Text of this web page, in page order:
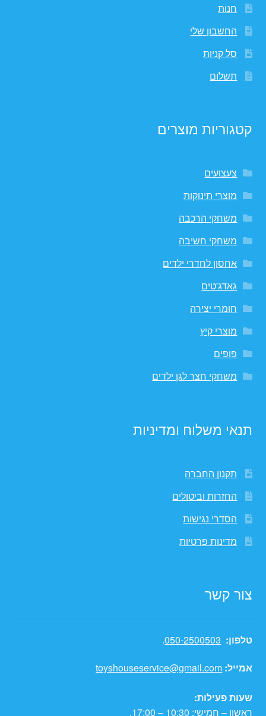
חנות
החשבון שלי
סל קניות
תשלום
קטגוריות מוצרים
צעצועים
מוצרי תינוקות
משחקי הרכבה
משחקי חשיבה
אחסון לחדרי ילדים
גאדג'טים
חומרי יצירה
מוצרי קיץ
פופים
משחקי חצר לגן ילדים
תנאי משלוח ומדיניות
תקנון החברה
החזרות וביטולים
הסדרי נגישות
מדינות פרטיות
צור קשר
טלפון: 050-2500503
.
אמייל: toyshouseservice@gmail.com
שעות פעילות:
ראשון – חמישי: 10:30 – 17:00.